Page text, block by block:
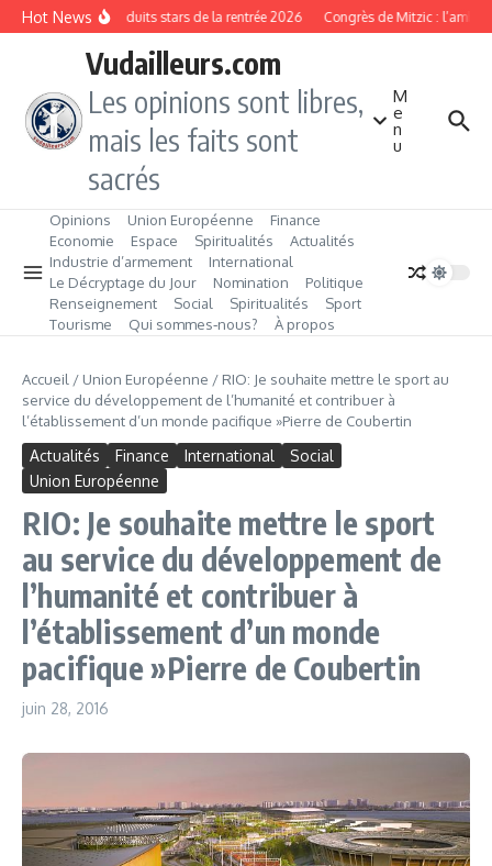
Aller au contenu
Hot NewsLes produits stars de la rentrée 2026 Congrès de Mitzic :
Vudailleurs.com
Les opinions sont libres,
mais les faits sont
sacrés
M
e
n
u
Opinions Union Européenne
Finance
Economie
Espace Spiritualités
Actualités
Industrie d’armement
International
Le Décryptage du Jour
Nomination
Politique
Renseignement
Social Spiritualités
Sport
Tourisme
Qui sommes‑nous? À propos
Accueil / Union Européenne / RIO: Je souhaite mettre le sport au
service du développement de l’humanité et contribuer à
l’établissement d’un monde pacifique »Pierre de Coubertin
Actualités Finance International
Social
Union Européenne
RIO: Je souhaite mettre le sport
au service du développement de
l’humanité et contribuer à
l’établissement d’un monde
pacifique »Pierre de Coubertin
juin 28, 2016